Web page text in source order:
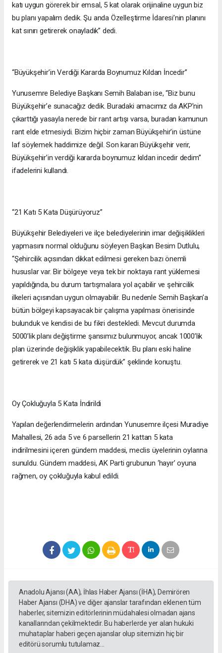
katı uygun görerek bir emsal, 5 kat olarak orijinaline uygun biz
bu planı yapalım dedik. Şu anda Özelleştirme İdaresi’nin planını
kat sınırı getirerek onayladık” dedi.
“Büyükşehir’in Verdiği Kararda Boynumuz Kıldan İncedir”
Yunusemre Belediye Başkanı Semih Balaban ise, “Biz bunu
Büyükşehir’e sunacağız dedik. Buradaki amacımız da AKP’nin
çıkarttığı yasayla nerede bir rant artışı varsa, buradan kamunun
rant elde etmesiydi. Bizim hiçbir zaman Büyükşehir’in üstüne
laf söylemek haddimize değil. Son kararı Büyükşehir verir,
Büyükşehir’in verdiği kararda boynumuz kıldan incedir dedim”
ifadelerini kullandı.
“21 Katı 5 Kata Düşürüyoruz”
Büyükşehir Belediyeleri ve ilçe belediyelerinin imar değişiklikleri
yapmasını normal olduğunu söyleyen Başkan Besim Dutlulu,
“Şehircilik açısından dikkat edilmesi gereken bazı önemli
hususlar var. Bir bölgeye veya tek bir noktaya rant yüklemesi
yapıldığında, bu durum tartışmalara yol açabilir ve şehircilik
ilkeleri açısından uygun olmayabilir. Bu nedenle Semih Başkan’a
bütün bölgeyi kapsayacak bir çalışma yapılması önerisinde
bulunduk ve kendisi de bu fikri destekledi. Mevcut durumda
5000’lik planı değiştirme şansımız bulunmuyor, ancak 1000’lik
plan üzerinde değişiklik yapabilecektik. Bu planı eski haline
getirerek ve 21 katı 5 kata düşürdük” şeklinde konuştu.
Oy Çokluğuyla 5 Kata İndirildi
Yapılan değerlendirmelerin ardından Yunusemre ilçesi Muradiye
Mahallesi, 26 ada 5 ve 6 parsellerin 21 kattan 5 kata
indirilmesini içeren gündem maddesi, meclis üyelerinin oylarına
sunuldu. Gündem maddesi, AK Parti grubunun ‘hayır’ oyuna
rağmen, oy çokluğuyla kabul edildi.
Anadolu Ajansı (AA), İhlas Haber Ajansı (İHA), Demirören
Haber Ajansı (DHA) ve diğer ajanslar tarafından eklenen tüm
haberler, sitemizin editörlerinin müdahalesi olmadan ajans
kanallarından çekilmektedir. Bu haberlerde yer alan hukuki
muhataplar haberi geçen ajanslar olup sitemizin hiç bir
editörü sorumlu tutulamaz...